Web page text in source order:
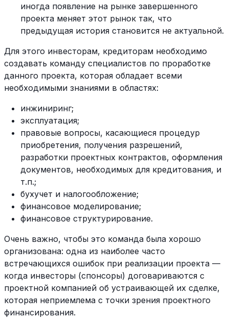
иногда появление на рынке завершенного
проекта меняет этот рынок так, что
предыдущая история становится не актуальной.
Для этого инвесторам, кредиторам необходимо
создавать команду специалистов по проработке
данного проекта, которая обладает всеми
необходимыми знаниями в областях:
инжиниринг;
эксплуатация;
правовые вопросы, касающиеся процедур
приобретения, получения разрешений,
разработки проектных контрактов, оформления
документов, необходимых для кредитования, и
т.п.;
бухучет и налогообложение;
финансовое моделирование;
финансовое структурирование.
Очень важно, чтобы это команда была хорошо
организована: одна из наиболее часто
встречающихся ошибок при реализации проекта —
когда инвесторы (спонсоры) договариваются с
проектной компанией об устраивающей их сделке,
которая неприемлема с точки зрения проектного
финансирования.